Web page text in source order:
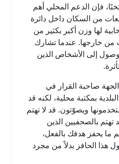
فإن الدعم المحلي أهم
من السكان داخل دائرة
لها وزن أكبر بكثير من
من خارجها. عندما تشارك
إلى الأشخاص الذين
صاحبة القرار في
بمكتبة محلية، لكنه قد
ويصوّتون. قد لا تهتم
بالصحفيين الذين
ما يحفز هدفك بالفعل،
هذا الحافز بدلاً من مجرد